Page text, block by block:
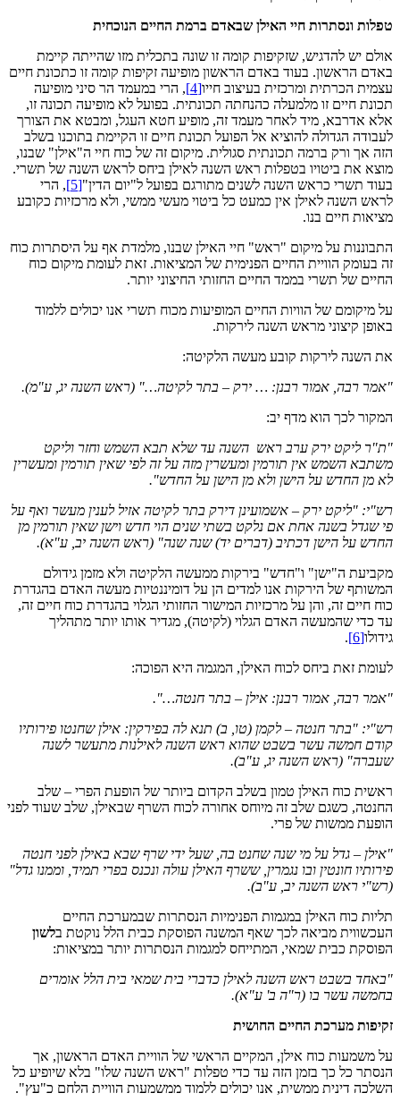
טפלות ונסתרות חיי האילן שבאדם ברמת החיים הנוכחית
אולם יש להדגיש, שזקיפות קומה זו שונה בתכלית מזו שהייתה קיימת
באדם הראשון. בעוד באדם הראשון מופיעה זקיפות קומה זו כתכונת חיים
עצמית הכרתית ומרכזית בעיצוב חייו[4]
, הרי במעמד הר סיני מופיעה
תכונת חיים זו מלמעלה כהנחתה תכונתית. בפועל לא מופיעה תכונה זו,
אלא אדרבא, מיד לאחר מעמד זה, מופיע חטא העגל, ומבטא את הצורך
לעבודה הגדולה להוציא אל הפועל תכונת חיים זו הקיימת בתוכנו בשלב
הזה אך ורק ברמה תכונתית סגולית. מיקום זה של כוח חיי ה"אילן" שבנו,
מוצא את ביטויו בטפלות ראש השנה לאילן ביחס לראש השנה של תשרי.
בעוד תשרי כראש השנה לשנים מתורגם בפועל ל"יום הדין"[5]
, הרי
לראש השנה לאילן אין כמעט כל ביטוי מעשי ממשי, ולא מרכזיות כקובע
מציאות חיים בנו.
התבוננות על מיקום "ראש" חיי האילן שבנו, מלמדת אף על היסתרות כוח
זה בעומק הוויית החיים הפנימית של המציאות. זאת לעומת מיקום כוח
החיים של תשרי בממד החיים החזותי החיצוני יותר.
על מיקומם של הוויות החיים המופיעות מכוח תשרי אנו יכולים ללמוד
באופן קיצוני מראש השנה לירקות.
את השנה לירקות קובע מעשה הלקיטה:
"אמר רבה, אמור רבנן: … ירק – בתר לקיטה…" (ראש השנה יג, ע"מ).
המקור לכך הוא מדף יב:
"ת"ר ליקט ירק ערב ראש השנה עד שלא תבא השמש וחזר וליקט
משתבא השמש אין תורמין ומעשרין מזה על זה לפי שאין תורמין ומעשרין
לא מן החדש על הישן ולא מן הישן על החדש".
רש"י: "ליקט ירק – אשמועינן דירק בתר לקיטה אזיל לענין מעשר ואף על
פי שגדל בשנה אחת אם נלקט בשתי שנים הוי חדש וישן שאין תורמין מן
החדש על הישן דכתיב (דברים יד) שנה שנה" (ראש השנה יב, ע"א).
מקביעת ה"ישן" ו"חדש" בירקות ממעשה הלקיטה ולא מזמן גידולם
המשותף של הירקות אנו למדים הן על דומיננטיות מעשה האדם בהגדרת
כוח חיים זה, והן על מרכזיות המישור החזותי הגלוי בהגדרת כוח חיים זה,
עד כדי שהמעשה האדם הגלוי (לקיטה), מגדיר אותו יותר מתהליך
גידולו[6]
.
לעומת זאת ביחס לכוח האילן, המגמה היא הפוכה:
"אמר רבה, אמור רבנן: אילן – בתר חנטה…".
רש"י: "בתר חנטה – לקמן (טו, ב) תנא לה בפירקין: אילן שחנטו פירותיו
קודם חמשה עשר בשבט שהוא ראש השנה לאילנות מתעשר לשנה
שעברה" (ראש השנה יג, ע"ב).
ראשית כוח האילן טמון בשלב הקדום ביותר של הופעת הפרי – שלב
החנטה, כשגם שלב זה מיוחס אחורה לכוח השרף שבאילן, שלב שעוד לפני
הופעת ממשות של פרי.
"אילן – גדל על מי שנה שחנט בה, שעל ידי שרף שבא באילן לפני חנטה
פירותיו חונטין ובו נגמרין, ששרף האילן עולה ונכנס בפרי תמיד, וממנו גדל"
(רש"י ראש השנה יב, ע"ב).
תליות כוח האילן במגמות הפנימיות הנסתרות שבמערכת החיים
העכשווית מביאה לכך שאף המשנה הפוסקת כבית הלל נוקטת בלשון
הפוסקת כבית שמאי, המתייחס למגמות הנסתרות יותר במציאות:
"באחד בשבט ראש השנה לאילן כדברי בית שמאי בית הלל אומרים
בחמשה עשר בו (ר"ה ב' ע"א).
זקיפות מערכת החיים החושית
על משמעות כוח אילן, המקיים הראשי של הוויית האדם הראשון, אך
הנסתר כל כך בזמן הזה עד כדי טפלות "ראש השנה שלו" בלא שיופיע כל
השלכה דינית ממשית, אנו יכולים ללמוד ממשמעות הוויית הלחם כ"עץ".